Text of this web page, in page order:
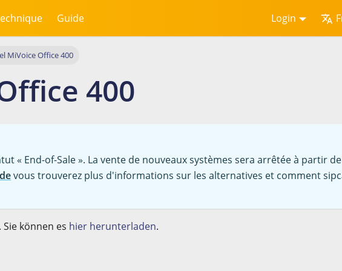
Guide Login
MiVoice Office 400
400
« End-of-Sale ». La vente de nouveaux systèmes sera arrêtée à partir
vous trouverez plus d'informations sur les alternatives et comment
können es hier herunterladen.